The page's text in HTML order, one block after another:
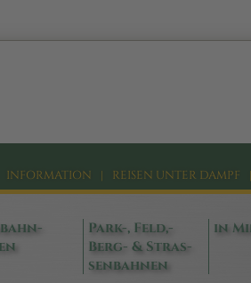
INFORMATION | REISEN UNTER DAMPF |
Park-, Feld,-
Berg- & Stras-
senbahnen
in